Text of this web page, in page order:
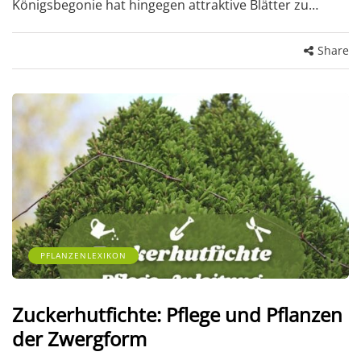
Königsbegonie hat hingegen attraktive Blätter zu…
Share
PFLANZENLEXIKON
Zuckerhutfichte: Pflege und Pflanzen
der Zwergform